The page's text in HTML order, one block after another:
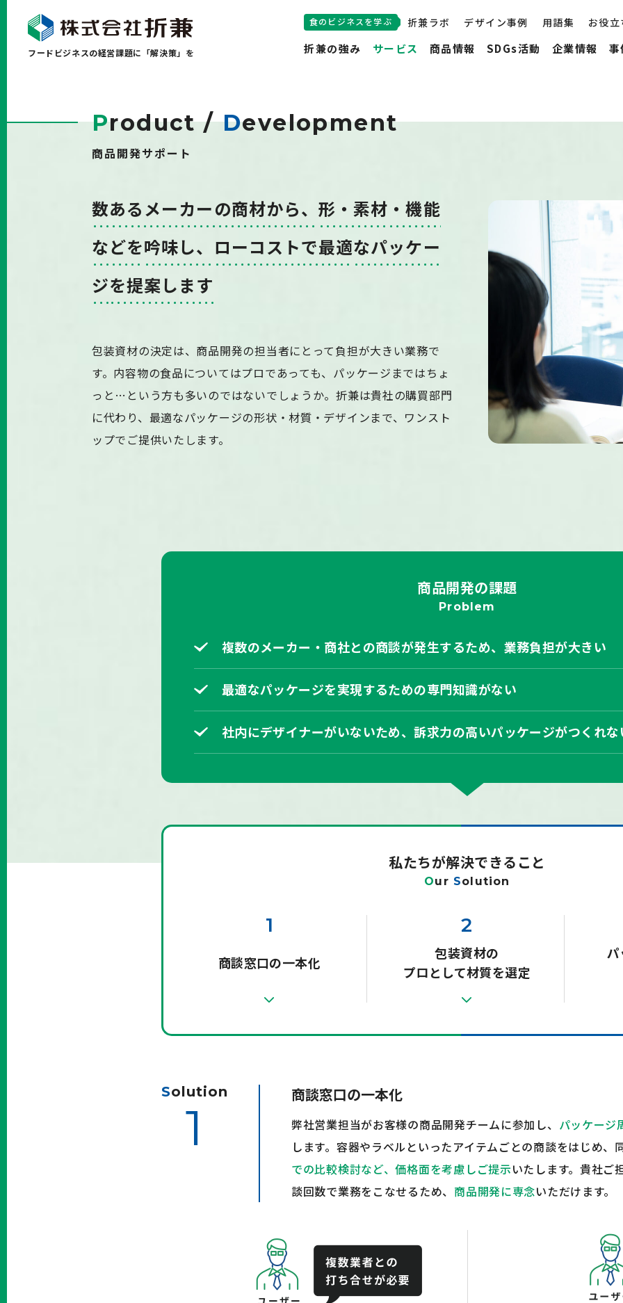
フードビジネスの経営課題に「解決策」を
食のビジネスを学ぶ 折兼ラボ デザイン事例 用語集 お役
折兼の強み サービス 商品情報 SDGs活動 企業情報 事
Product /Development
商品開発サポート
数あるメーカーの商材から、形・素材 ・機能
などを吟味し、 ローコストで最適なパッケー
ジを提案します
包装資材の決定は、商品開発の担当者にとって負担が大きい業務で
す。内容物の食品についてはプロであっても、パッケージまではちょ
っと…という方も多いのではないでしょうか。折兼は貴社の購買部門
に代わり、最適なパッケージの形状・材質・デザインまで、ワンスト
ップでご提供いたします。
商品開発の課題
Problem
複数のメーカー・商社との商談が発生するため、業務負担が大きい
最適なパッケージを実現するための専門知識がない
社内にデザイナーがいないため、訴求力の高いパッケージがつくれな
私たちが解決できること
Our Solution
1
商談窓口の一本化
2
包装資材の
プロとして材質を選定
Solution
1
商談窓口の一本化
弊社営業担当がお客様の商品開発チームに参加し、 パッケージ
します。容器やラベルといったアイテムごとの商談をはじめ、
での比較検討など、価格面を考慮しご提示いたします。貴社ご
談回数で業務をこなせるため、 商品開発に専念いただけます。